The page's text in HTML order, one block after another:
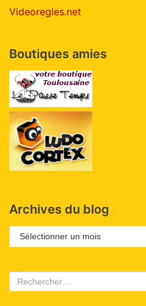
Videoregles.net
Boutiques amies
Archives du blog